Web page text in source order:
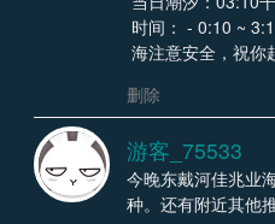
时间： - 0:10 ~
海注意安全，祝你
删除
游客_75533
今晚东戴河佳兆业
种。还有附近其他